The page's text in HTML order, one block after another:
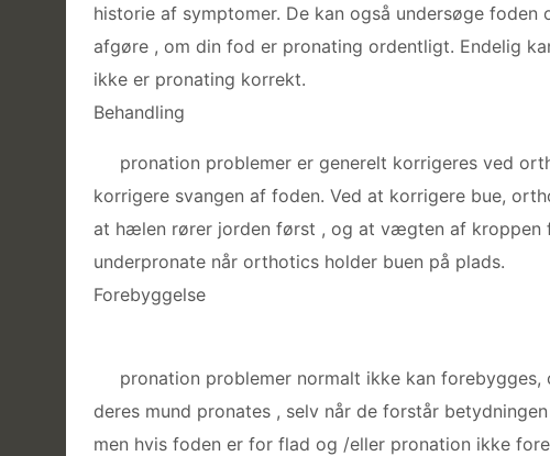
historie af symptomer. De kan også undersøge
afgøre , om din fod er pronating ordentligt. Endelig
ikke er pronating korrekt.
Behandling
pronation problemer er generelt korrigeres ved
korrigere svangen af foden. Ved at korrigere bue,
at hælen rører jorden først , og at vægten af ​​kroppen
underpronate når orthotics holder buen på plads.
Forebyggelse
pronation problemer normalt ikke kan
deres mund pronates , selv når de forstår
men hvis foden er for flad og /eller pronation ikke